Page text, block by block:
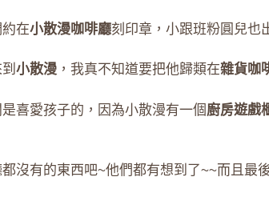
在小散漫咖啡廳刻印章，小跟班粉圓兒也
小散漫 ，我真不知道要把他歸類在雜貨咖
喜愛孩子的，因為小散漫有一個 廚房遊戲
沒有的東西吧~他們都有想到了~~而且最